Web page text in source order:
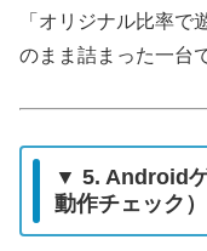
「オリジナル比率
のまま詰まった一台
▼ 5. Android
動作チェック）